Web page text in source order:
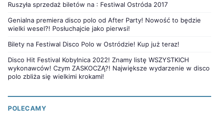
Ruszyła sprzedaż biletów na : Festiwal Ostróda 2017
Genialna premiera disco polo od After Party! Nowość to będzie
wielki wesel?! Posłuchajcie jako pierwsi!
Bilety na Festiwal Disco Polo w Ostródzie! Kup już teraz!
Disco Hit Festival Kobylnica 2022! Znamy listę WSZYSTKICH
wykonawców! Czym ZASKOCZĄ?! Największe wydarzenie w disco
polo zbliża się wielkimi krokami!
POLECAMY